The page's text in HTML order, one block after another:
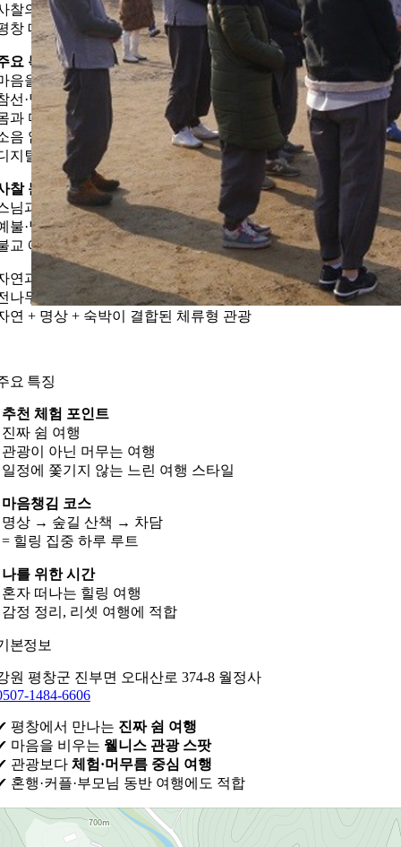
찰의 고요한 분위기 속에서 쉼·명상·나를 돌아보는 시간을 갖는
창 대표 웰니스 관광 스팟입니다.
요 특징
음을 쉬게 하는 힐링 프로그램
선·명상·108배·걷기명상 등
과 마음을 정화하는 체험 중심 구성
음 없는 환경에서
지털 디톡스 여행 가능
찰 문화 체험
님과의 차담
불·발우공양 체험
교 예절과 전통 수행 방식 이해
연과 함께하는 머무름
나무숲길과 오대산 숲이 어우러진 환경
연 + 명상 + 숙박이 결합된 체류형 관광
요 특징
추천 체험 포인트
진짜 쉼 여행
관광이 아닌 머무는 여행
일정에 쫓기지 않는 느린 여행 스타일
마음챙김 코스
명상 → 숲길 산책 → 차담
= 힐링 집중 하루 루트
나를 위한 시간
혼자 떠나는 힐링 여행
감정 정리, 리셋 여행에 적합
본정보
원 평창군 진부면 오대산로 374-8 월정사
1484-6606
평창에서 만나는 진짜 쉼 여행
마음을 비우는 웰니스 관광 스팟
관광보다 체험·머무름 중심 여행
혼행·커플·부모님 동반 여행에도 적합